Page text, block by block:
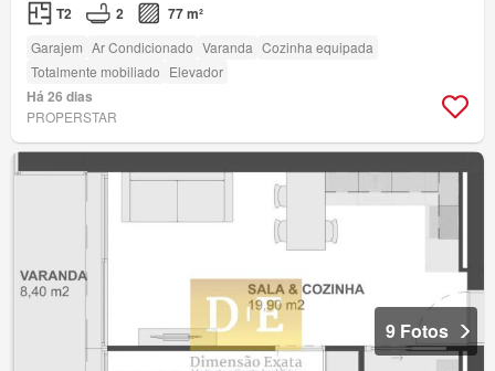
T2 2 77 m²
Garajem Ar Condicionado Varanda Cozinha equipada
Totalmente mobiliado Elevador
Há 26 dias
PROPERSTAR
9 Fotos